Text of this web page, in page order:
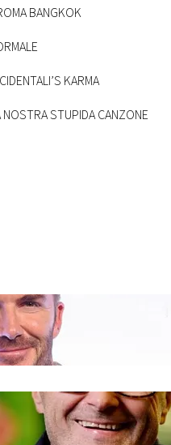
BANGKOK
KARMA
STUPIDA CANZONE